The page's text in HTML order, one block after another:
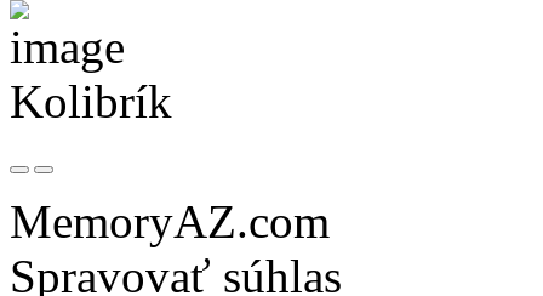
Kolibrík
MemoryAZ.com
Spravovať súhlas